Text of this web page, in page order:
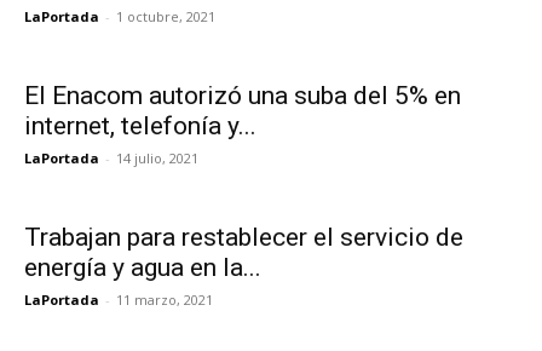
LaPortada - 1 octubre, 2021
El Enacom autorizó una suba del 5% en
internet, telefonía y...
LaPortada - 14 julio, 2021
Trabajan para restablecer el servicio de
energía y agua en la...
LaPortada - 11 marzo, 2021